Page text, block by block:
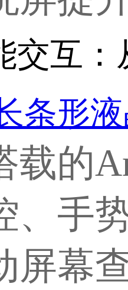
交互
条形
载的
、手
屏幕